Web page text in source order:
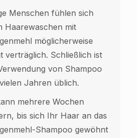
Menschen fühlen sich
Haarewaschen mit
möglicherweise
verträglich. Schließlich ist
von Shampoo
Jahren üblich.
mehrere Wochen
bis sich Ihr Haar an das
Shampoo gewöhnt